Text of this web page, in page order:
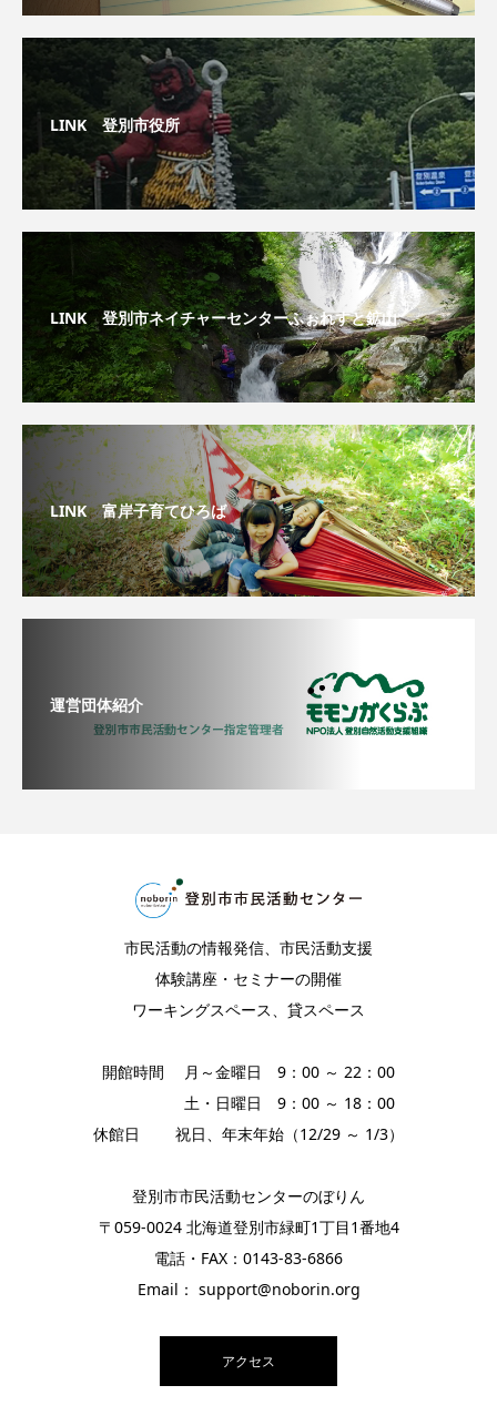
LINK 登別市役所
LINK 登別市ネイチャーセンターふぉれすと鉱山
LINK 富岸子育てひろば
運営団体紹介
市民活動の情報発信、市民活動支援
体験講座・セミナーの開催
ワーキングスペース、貸スペース
開館時間 月～金曜日 9：00 ～ 22：00
土・日曜日 9：00 ～ 18：00
休館日 祝日、年末年始（12/29 ～ 1/3）
登別市市民活動センターのぼりん
〒059-0024 北海道登別市緑町1丁目1番地4
電話・FAX：0143-83-6866
Email： support@noborin.org
アクセス